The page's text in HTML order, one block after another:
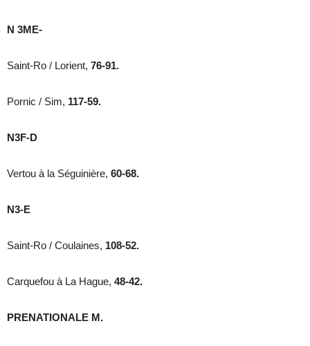
N 3ME-
Saint-Ro / Lorient, 76-91.
Pornic / Sim, 117-59.
N3F-D
Vertou à la Séguinière, 60-68.
N3-E
Saint-Ro / Coulaines, 108-52.
Carquefou à La Hague, 48-42.
PRENATIONALE M.